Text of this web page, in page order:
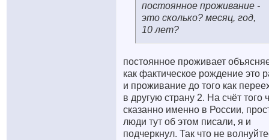
постоянное проживание -
это сколько? месяц, год,
10 лет?
постоянное проживает
как фактическое рождение это
и проживание до того как
в другую страну 2. На счёт того
сказанно именно в России,
люди тут об этом писали, я и
подчеркнул. Так что не